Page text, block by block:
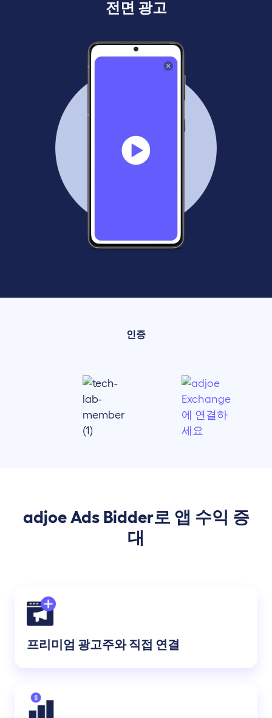
전면 광고
인증
adjoe Ads Bidder로 앱 수익 증
대
프리미엄 광고주와 직접 연결